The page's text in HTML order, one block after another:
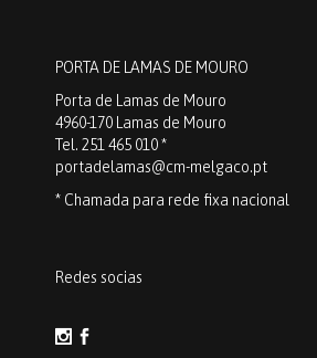
PORTA DE LAMAS DE MOURO
Porta de Lamas de Mouro
4960-170 Lamas de Mouro
Tel. 251 465 010 *
portadelamas@cm-melgaco.pt
* Chamada para rede fixa nacional
Redes socias